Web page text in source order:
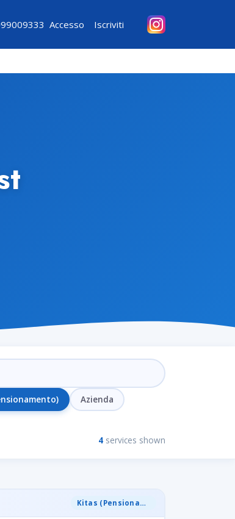
Accesso Iscriviti
Azienda
4 services shown
Kitas (Pensionamento)